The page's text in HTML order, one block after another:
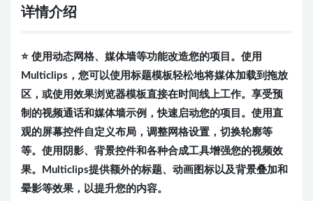
详情介绍
⭐️ 使用动态网格、媒体墙等功能改造您的项目。使用
Multiclips，您可以使用标题模板轻松地将媒体加载到拖放
区，或使用效果浏览器模板直接在时间线上工作。享受预
制的视频通话和媒体墙示例，快速启动您的项目。使用直
观的屏幕控件自定义布局，调整网格设置，切换轮廓等
等。使用阴影、背景控件和各种合成工具增强您的视频效
果。Multiclips提供额外的标题、动画图标以及背景叠加和
晕影等效果，以提升您的内容。